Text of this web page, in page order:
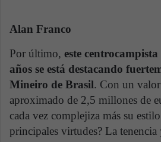
Alan Franco
Por último, este
años se está destacando
Mineiro de Brasil. Con un
aproximado de 2,5 millones de
cada vez complejiza más su
principales virtudes? La tenencia